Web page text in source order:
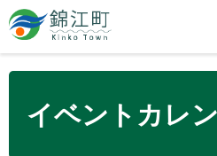
錦江町 Kinko
Town
イベントカレ